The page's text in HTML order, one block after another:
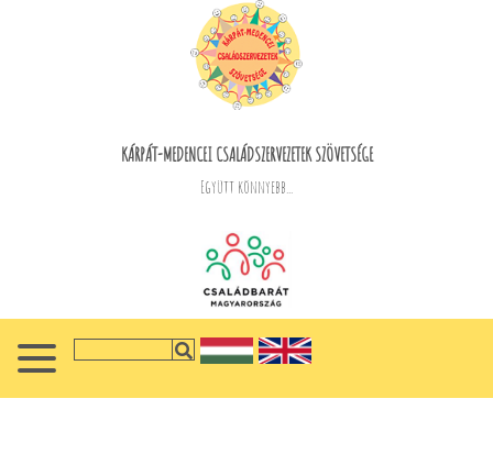
KÁRPÁT-MEDENCEI CSALÁDSZERVEZETEK SZÖVETSÉGE
Együtt könnyebb...